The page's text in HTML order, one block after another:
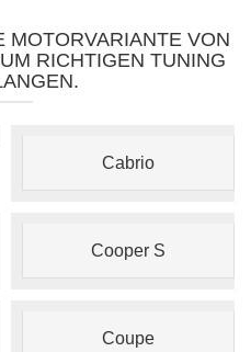
MOTORVARIANTE VON
RICHTIGEN TUNING
Cabrio
Cooper S
Coupe